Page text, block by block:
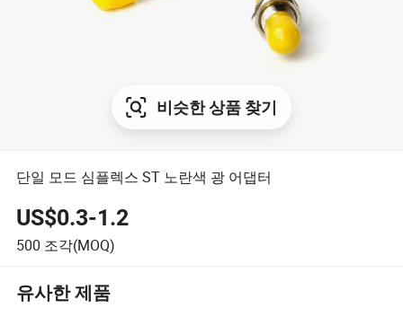
비슷한 상품 찾기
단일 모드 심플렉스 ST 노란색 광 어댑터
US$0.3-1.2
500 조각(MOQ)
유사한 제품